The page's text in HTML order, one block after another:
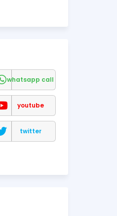
whatsapp call
youtube
twitter